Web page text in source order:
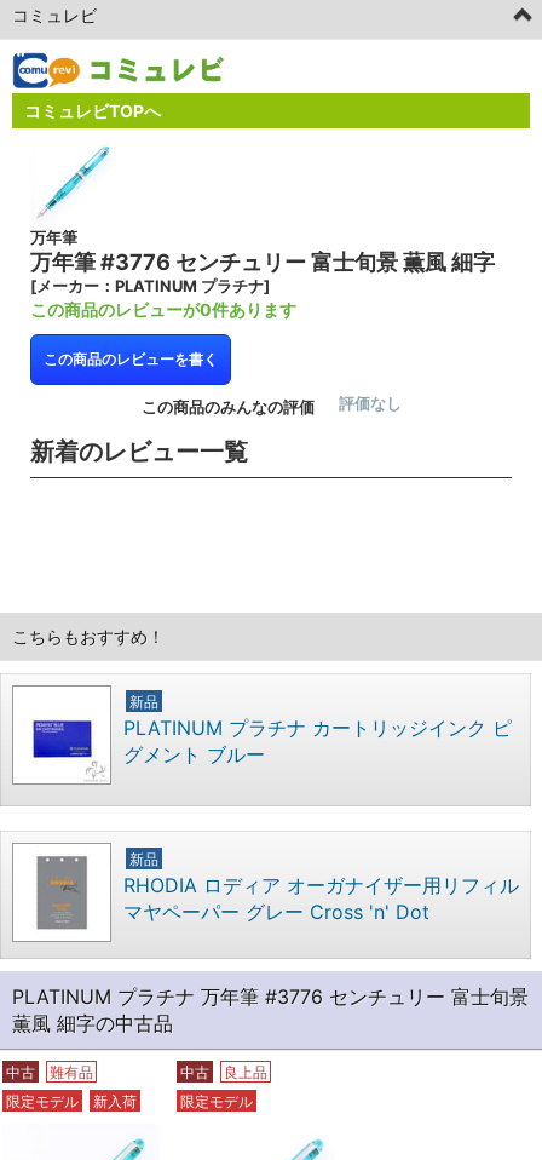
コミュレビ
コミュレビTOPへ
万年筆
万年筆 #3776 センチュリー 富士旬景 薫風 細字
[メーカー：PLATINUM プラチナ]
この商品のレビューが0件あります
この商品のレビューを書く
この商品のみんなの評価 評価なし
新着のレビュー一覧
こちらもおすすめ！
新品
PLATINUM プラチナ カートリッジインク ピ
グメント ブルー
新品
RHODIA ロディア オーガナイザー用リフィル
マヤペーパー グレー Cross 'n' Dot
PLATINUM プラチナ 万年筆 #3776 センチュリー 富士旬景
薫風 細字の中古品
中古
難有品
限定モデル
新入荷
中古
良上品
限定モデル